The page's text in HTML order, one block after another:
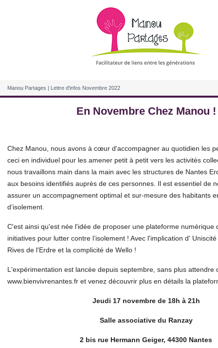
Manou Partages | Lettre d'infos Novembre 2022
En Novembre Chez Manou !
Chez Manou, nous avons à cœur d'accompagner au quotidien les
ceci en individuel pour les amener petit à petit vers les activités
nous travaillons main dans la main avec les structures de Nantes
aux besoins identifiés auprès de ces personnes. Il est essentiel de
assurer un accompagnement optimal et sur-mesure des habitants
d’isolement.
C'est ainsi qu'est née l'idée de proposer une plateforme numérique
initiatives pour lutter contre l’isolement ! Avec l'implication d'
Rives de l'Erdre et la complicité de Wello !
L'expérimentation est lancée depuis septembre, sans plus attendre
www.bienvivrenantes.fr et venez découvrir plus en détails la
Jeudi 17 novembre de 18h à 21h
Salle associative du Ranzay
2 bis rue Hermann Geiger, 44300 Nantes